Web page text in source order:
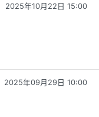
2025年10月22日 15:00
2025年09月29日 10:00